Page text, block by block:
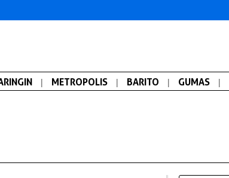
| METROPOLIS | BARITO | GUMAS |